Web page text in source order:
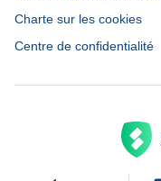
Charte sur les cookies
Centre de confidentialité